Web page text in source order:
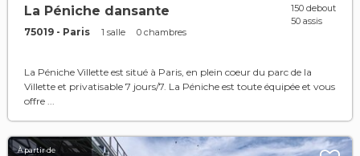
La Péniche dansante
75019 - Paris 1 salle 0 chambres
150 debout
50 assis
La Péniche Villette est situé à Paris, en plein coeur du parc de la
Villette et privatisable 7 jours/7. La Péniche est toute équipée et vous
offre ...
À partir de